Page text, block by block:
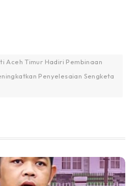
Aceh Timur Hadiri Pembinaan
Penyelesaian Sengketa